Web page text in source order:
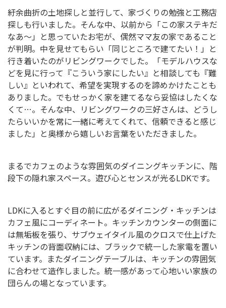
紆余曲折の土地探しと並行して、家づくりの勉強と工務店
探しも行いました。そんな中、以前から「この家ステキだ
なあ～」と思っていたお宅が、偶然ママ友の家であること
が判明。中を見せてもらい「同じところで建てたい！」と
行き着いたのがリビングワークでした。
「モデルハウスな
どを見に行って『こういう家にしたい』と相談しても『難
しい』といわれて、希望を実現するのを諦めかけたことも
ありました。でもせっかく家を建てるなら妥協はしたくな
くて…。そんな中、リビングワークの三好さんは、どうし
たらいいかを常に一緒に考えてくれて、信頼できると感じ
ました」と奥様から嬉しいお言葉をいただきました。
まるでカフェのような雰囲気のダイニングキッチンに、階
段下の隠れ家スペース。遊び心とセンスが光るLDKです。
LDKに入るとすぐ目の前に広がるダイニング・キッチンは
カフェ風にコーディネート。キッチンカウンターの側面に
は無垢板を張り、サブウェイタイル風のクロスで仕上げた
キッチンの背面収納には、ブラックで統一した家電を置い
ています。またダイニングテーブルは、キッチンの雰囲気
に合わせて造作しました。統一感があって心地いい家族の
団らんの場となっています。